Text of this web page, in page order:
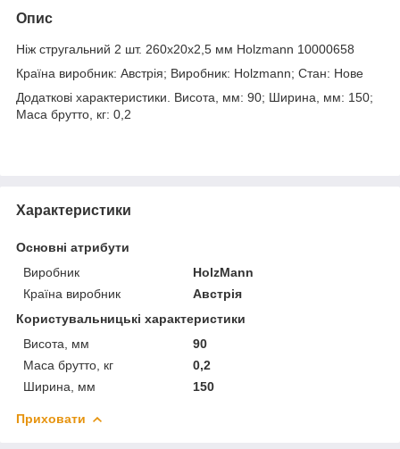
Опис
Ніж стругальний 2 шт. 260x20x2,5 мм Holzmann 10000658
Країна виробник: Австрія; Виробник: Holzmann; Стан: Нове
Додаткові характеристики. Висота, мм: 90; Ширина, мм: 150;
Маса брутто, кг: 0,2
Характеристики
Основні атрибути
Виробник
HolzMann
Країна виробник
Австрія
Користувальницькі характеристики
Висота, мм
90
Маса брутто, кг
0,2
Ширина, мм
150
Приховати